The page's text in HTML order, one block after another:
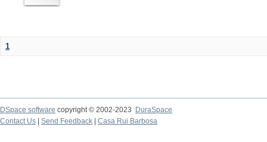
1
DSpace software copyright © 2002-2023
DuraSpace
Contact Us
Send Feedback Casa Rui Barbosa